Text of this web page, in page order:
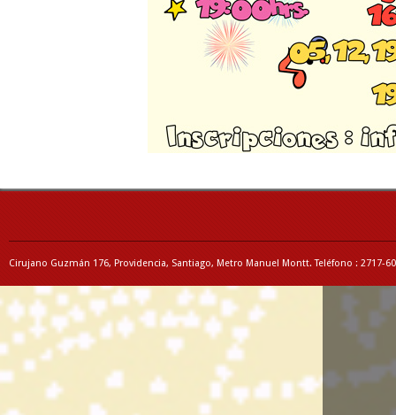
Cirujano Guzmán 176, Providencia, Santiago, Metro Manuel Montt. Teléfono : 2717-